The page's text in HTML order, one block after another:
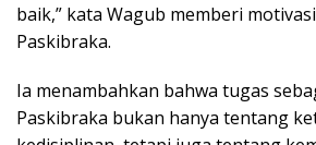
baik,” kata Wagub memberi
Paskibraka.
Ia menambahkan bahwa tugas
Paskibraka bukan hanya tentang